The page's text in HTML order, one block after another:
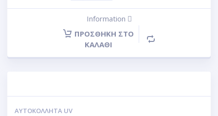
Information
ΠΡΟΣΘΉΚΗ ΣΤΟ
ΚΑΛΆΘΙ
ΑΥΤΟΚΌΛΛΗΤΑ UV